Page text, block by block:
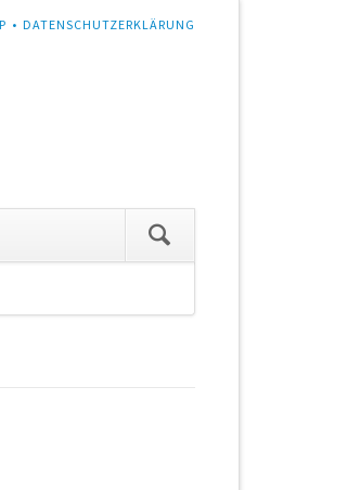
DATENSCHUTZERKLÄRUNG
überspringen